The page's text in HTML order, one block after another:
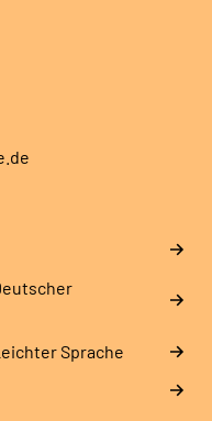
Sprache